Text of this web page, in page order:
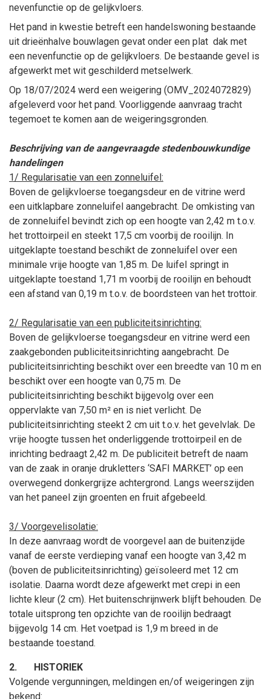
nevenfunctie op de gelijkvloers.
Het pand in kwestie betreft een handelswoning bestaande
uit drieënhalve bouwlagen gevat onder een plat dak met
een nevenfunctie op de gelijkvloers. De bestaande gevel is
afgewerkt met wit geschilderd metselwerk.
Op 18/07/2024 werd een weigering (OMV_2024072829)
afgeleverd voor het pand. Voorliggende aanvraag tracht
tegemoet te komen aan de weigeringsgronden.
Beschrijving van de aangevraagde stedenbouwkundige
handelingen
1/ Regularisatie van een zonneluifel:
Boven de gelijkvloerse toegangsdeur en de vitrine werd
een uitklapbare zonneluifel aangebracht. De omkisting van
de zonneluifel bevindt zich op een hoogte van 2,42 m t.o.v.
het trottoirpeil en steekt 17,5 cm voorbij de rooilijn. In
uitgeklapte toestand beschikt de zonneluifel over een
minimale vrije hoogte van 1,85 m. De luifel springt in
uitgeklapte toestand 1,71 m voorbij de rooilijn en behoudt
een afstand van 0,19 m t.o.v. de boordsteen van het trottoir.
2/ Regularisatie van een publiciteitsinrichting:
Boven de gelijkvloerse toegangsdeur en vitrine werd een
zaakgebonden publiciteitsinrichting aangebracht. De
publiciteitsinrichting beschikt over een breedte van 10 m en
beschikt over een hoogte van 0,75 m. De
publiciteitsinrichting beschikt bijgevolg over een
oppervlakte van 7,50 m² en is niet verlicht. De
publiciteitsinrichting steekt 2 cm uit t.o.v. het gevelvlak. De
vrije hoogte tussen het onderliggende trottoirpeil en de
inrichting bedraagt 2,42 m. De publiciteit betreft de naam
van de zaak in oranje drukletters ‘SAFI MARKET’ op een
overwegend donkergrijze achtergrond. Langs weerszijden
van het paneel zijn groenten en fruit afgebeeld.
3/ Voorgevelisolatie:
In deze aanvraag wordt de voorgevel aan de buitenzijde
vanaf de eerste verdieping vanaf een hoogte van 3,42 m
(boven de publiciteitsinrichting) geïsoleerd met 12 cm
isolatie. Daarna wordt deze afgewerkt met crepi in een
lichte kleur (2 cm). Het buitenschrijnwerk blijft behouden. De
totale uitsprong ten opzichte van de rooilijn bedraagt
bijgevolg 14 cm. Het voetpad is 1,9 m breed in de
bestaande toestand.
2.
HISTORIEK
Volgende vergunningen, meldingen en/of weigeringen zijn
bekend: